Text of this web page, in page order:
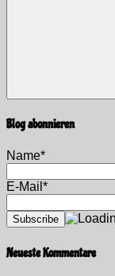
Blog abonnieren
Name*
E-Mail*
Neueste Kommentare